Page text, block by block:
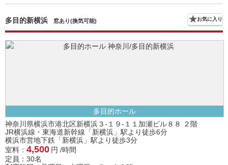
お気に入り
多目的新横浜 窓あり(換気可能)
多目的ホール
神奈川県横浜市港北区新横浜３-１９-１１加瀬ビル８８ ２階
JR横浜線・東海道新幹線「新横浜」駅より徒歩6分
横浜市営地下鉄「新横浜」駅より徒歩3分
室料： 4,500 円 /時間
定員：30名